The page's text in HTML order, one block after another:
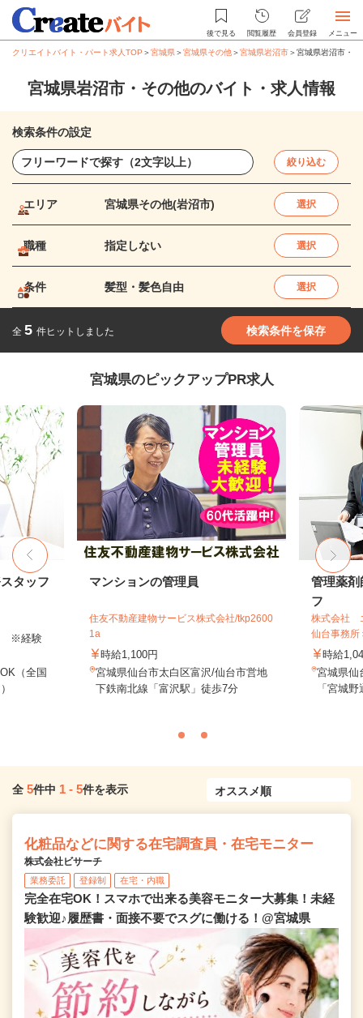
後で見る 閲覧履歴 会員登録 メニュー
クリエイトバイト・パート求人TOP ＞宮城県＞宮城県その他＞宮城県岩沼市＞宮城県岩沼市・
宮城県岩沼市・その他のバイト・求人情報
検索条件の設定
絞り込む
エリア 宮城県その他(岩沼市) 選択
職種 指定しない 選択
条件 髪型・髪色自由 選択
全 5 件ヒットしました 検索条件を保存
宮城県のピックアップPR求人
タッフ
※経験
（全国
マンションの管理員
住友不動産建物サービス株式会社/tkp2600
1a
時給1,100円
宮城県仙台市太白区富沢/仙台市営地
下鉄南北線「富沢駅」徒歩7分
管理薬剤
フ
株式会社
仙台事務所
時給
宮城県仙
「宮城
全 5件中 1 - 5件を表示
化粧品などに関する在宅調査員・在宅モニター
株式会社ビサーチ
業務委託 登録制 在宅・内職
完全在宅OK！スマホで出来る美容モニター大募集！未経
験歓迎♪履歴書・面接不要でスグに働ける！@宮城県